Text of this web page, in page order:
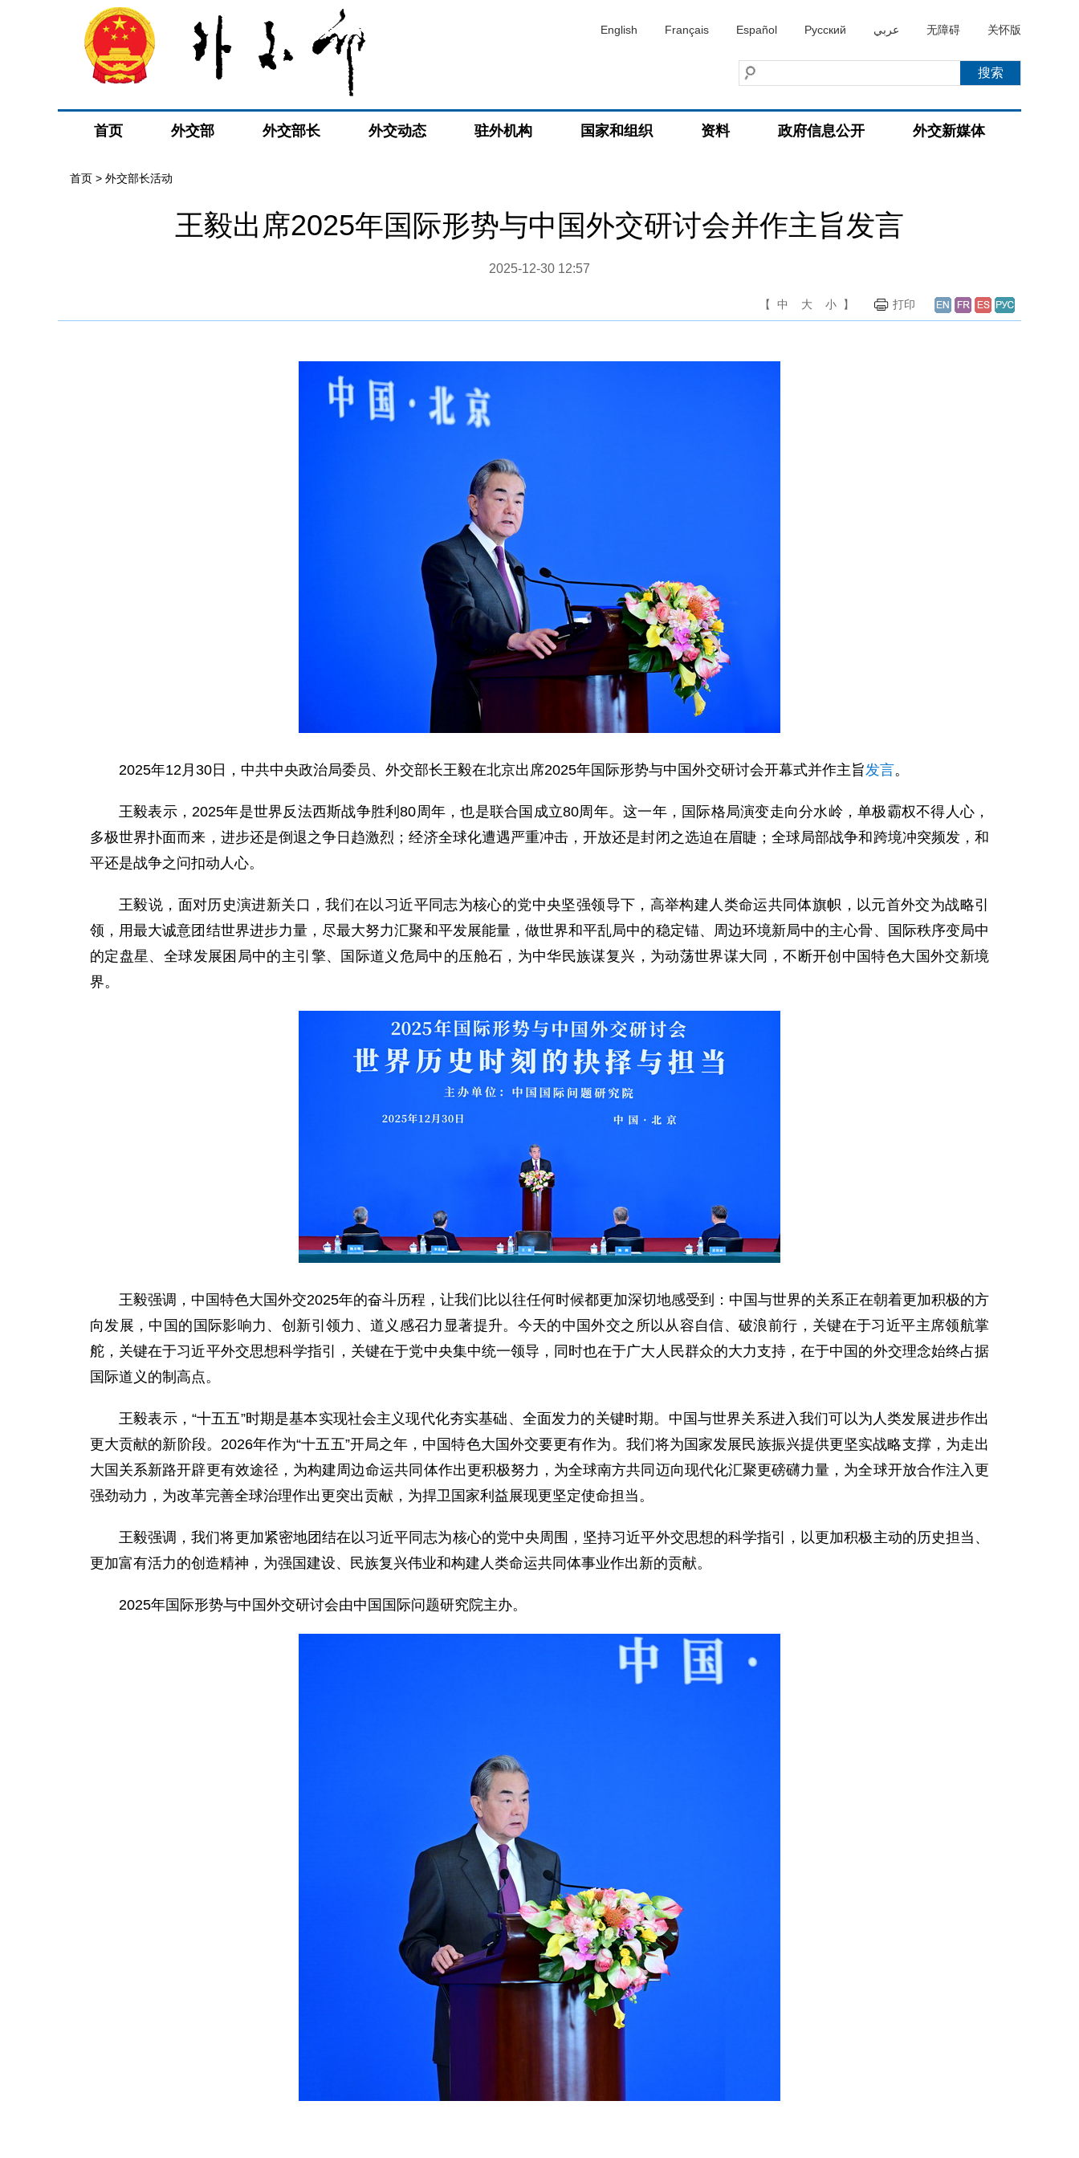
English Français Español Русский عربي 无障碍 关怀版
首页 外交部 外交部长 外交动态 驻外机构 国家和组织 资料 政府信息公开 外交新媒体
首页 > 外交部长活动
王毅出席2025年国际形势与中国外交研讨会并作主旨发言
2025-12-30 12:57
【 中 大 小 】 打印
2025年12月30日，中共中央政治局委员、外交部长王毅在北京出席2025年国际形势与中国外交研讨会开幕式并作主旨发言。
王毅表示，2025年是世界反法西斯战争胜利80周年，也是联合国成立80周年。这一年，国际格局演变走向分水岭，单极霸权不得人心，
多极世界扑面而来，进步还是倒退之争日趋激烈；经济全球化遭遇严重冲击，开放还是封闭之选迫在眉睫；全球局部战争和跨境冲突频发，和
平还是战争之问扣动人心。
王毅说，面对历史演进新关口，我们在以习近平同志为核心的党中央坚强领导下，高举构建人类命运共同体旗帜，以元首外交为战略引
领，用最大诚意团结世界进步力量，尽最大努力汇聚和平发展能量，做世界和平乱局中的稳定锚、周边环境新局中的主心骨、国际秩序变局中
的定盘星、全球发展困局中的主引擎、国际道义危局中的压舱石，为中华民族谋复兴，为动荡世界谋大同，不断开创中国特色大国外交新境
界。
王毅强调，中国特色大国外交2025年的奋斗历程，让我们比以往任何时候都更加深切地感受到：中国与世界的关系正在朝着更加积极的方
向发展，中国的国际影响力、创新引领力、道义感召力显著提升。今天的中国外交之所以从容自信、破浪前行，关键在于习近平主席领航掌
舵，关键在于习近平外交思想科学指引，关键在于党中央集中统一领导，同时也在于广大人民群众的大力支持，在于中国的外交理念始终占据
国际道义的制高点。
王毅表示，“十五五”时期是基本实现社会主义现代化夯实基础、全面发力的关键时期。中国与世界关系进入我们可以为人类发展进步作出
更大贡献的新阶段。2026年作为“十五五”开局之年，中国特色大国外交要更有作为。我们将为国家发展民族振兴提供更坚实战略支撑，为走出
大国关系新路开辟更有效途径，为构建周边命运共同体作出更积极努力，为全球南方共同迈向现代化汇聚更磅礴力量，为全球开放合作注入更
强劲动力，为改革完善全球治理作出更突出贡献，为捍卫国家利益展现更坚定使命担当。
王毅强调，我们将更加紧密地团结在以习近平同志为核心的党中央周围，坚持习近平外交思想的科学指引，以更加积极主动的历史担当、
更加富有活力的创造精神，为强国建设、民族复兴伟业和构建人类命运共同体事业作出新的贡献。
2025年国际形势与中国外交研讨会由中国国际问题研究院主办。